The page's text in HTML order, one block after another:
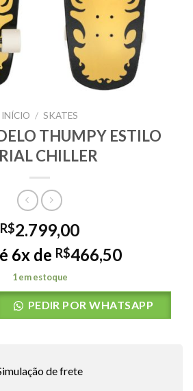
INÍCIO / SKATES
THUMPY ESTILO
CHILLER
R$2.799,00
6x de R$466,50
1 em estoque
PEDIR POR WHATSAPP
de frete